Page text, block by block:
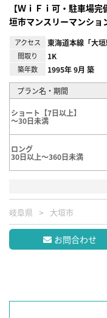
【ＷｉＦｉ可・駐車場
垣市マンスリーマンショ
アクセス 東海道本線「大垣
間取り 1K
築年数 1995年 9月 築
プラン名・期間
ショート【7日以上】
～30日未満
ロング
30日以上～360日未満
岐阜県 大垣市
お問合わせ